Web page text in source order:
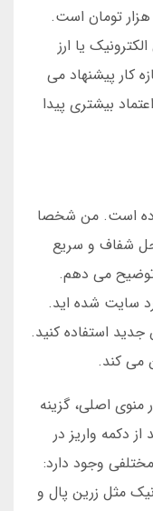
توانید واریز کنید. حداقل مبلغ واریز 50 هزار تومان است.
یا ارز
کار پیشنهاد می
بیشتری پیدا
است. من شخصا
شفاف و سریع
می دهم.
سایت شده اید.
استفاده کنید.
می کند.
منوی اصلی، گزینه
دکمه واریز در
وجود دارد:
مثل زرین پال و